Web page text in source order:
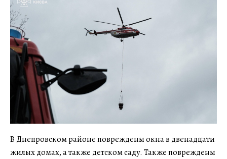
В Днепровском районе повреждены окна в двенадцати
жилых домах, а также детском саду. Также повреждены